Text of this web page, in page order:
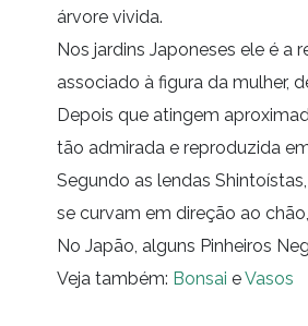
árvore vivida.
Nos jardins Japoneses ele é
associado à figura da mulher,
Depois que atingem
tão admirada e reproduzida
Segundo as lendas
se curvam em direção ao
No Japão, alguns Pinheiros
Veja também: Bonsai eVasos